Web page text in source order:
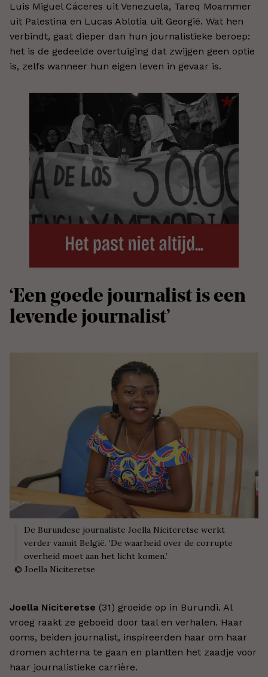
Luis Miguel Cáceres uit Venezuela, Tareq Moammer
uit Palestina en Lucas Ablotia uit Georgië. Wat hen
verbindt, gaat dieper dan hun journalistieke beroep:
het is de gedeelde overtuiging dat zwijgen geen optie
is, zelfs wanneer hun eigen leven in gevaar is.
‘Een goede journalist is een
levende journalist’
De Burundese journaliste Joella Niciteretse werkt
verder vanuit België. ‘De waarheid over de corrupte
overheid moet aan het licht komen.’
© Joella Niciteretse
Joella Niciteretse (31) groeide op in Burundi. Al
vroeg raakt ze geboeid door taal en verhalen. Haar
ooms, beiden journalist, inspireerden haar om haar
dromen achterna te gaan en plantten het zaadje voor
haar journalistieke carrière.